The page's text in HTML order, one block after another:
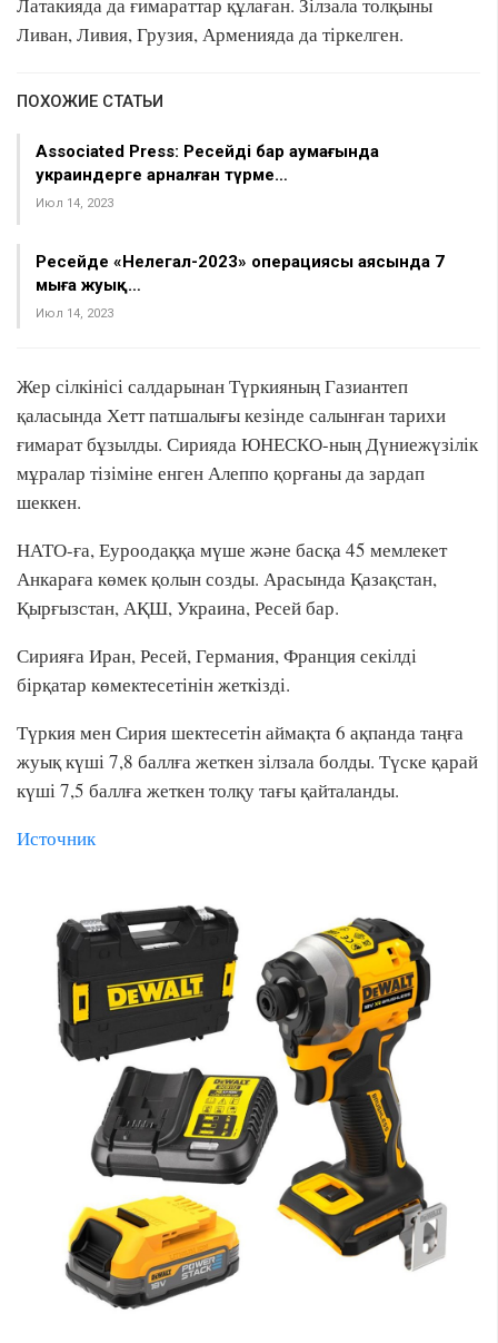
Ливан, Ливия, Грузия, Арменияда да тіркелген.
ПОХОЖИЕ СТАТЬИ
Associated Press: Ресейдің бар аумағында
украиндерге арналған түрме…
Июл 14, 2023
Ресейде «Нелегал-2023» операциясы аясында 7
мыңға жуық…
Июл 14, 2023
Жер сілкінісі салдарынан Түркияның Газиантеп
қаласында Хетт патшалығы кезінде салынған тарихи
ғимарат бұзылды. Сирияда ЮНЕСКО-ның Дүниежүзілік
мұралар тізіміне енген Алеппо қорғаны да зардап
шеккен.
НАТО-ға, Еуроодаққа мүше және басқа 45 мемлекет
Анкараға көмек қолын созды. Арасында Қазақстан,
Қырғызстан, АҚШ, Украина, Ресей бар.
Сирияға Иран, Ресей, Германия, Франция секілді
бірқатар көмектесетінін жеткізді.
Түркия мен Сирия шектесетін аймақта 6 ақпанда таңға
жуық күші 7,8 баллға жеткен зілзала болды. Түске қарай
күші 7,5 баллға жеткен толқу тағы қайталанды.
Источник